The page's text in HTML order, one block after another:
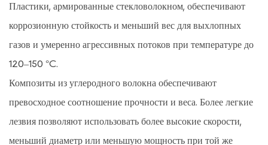
Пластики, армированные стекловолокном, обеспечивают
коррозионную стойкость и меньший вес для выхлопных
газов и умеренно агрессивных потоков при температуре до
120–150 °C.
Композиты из углеродного волокна обеспечивают
превосходное соотношение прочности и веса. Более легкие
лезвия позволяют использовать более высокие скорости,
меньший диаметр или меньшую мощность при той же